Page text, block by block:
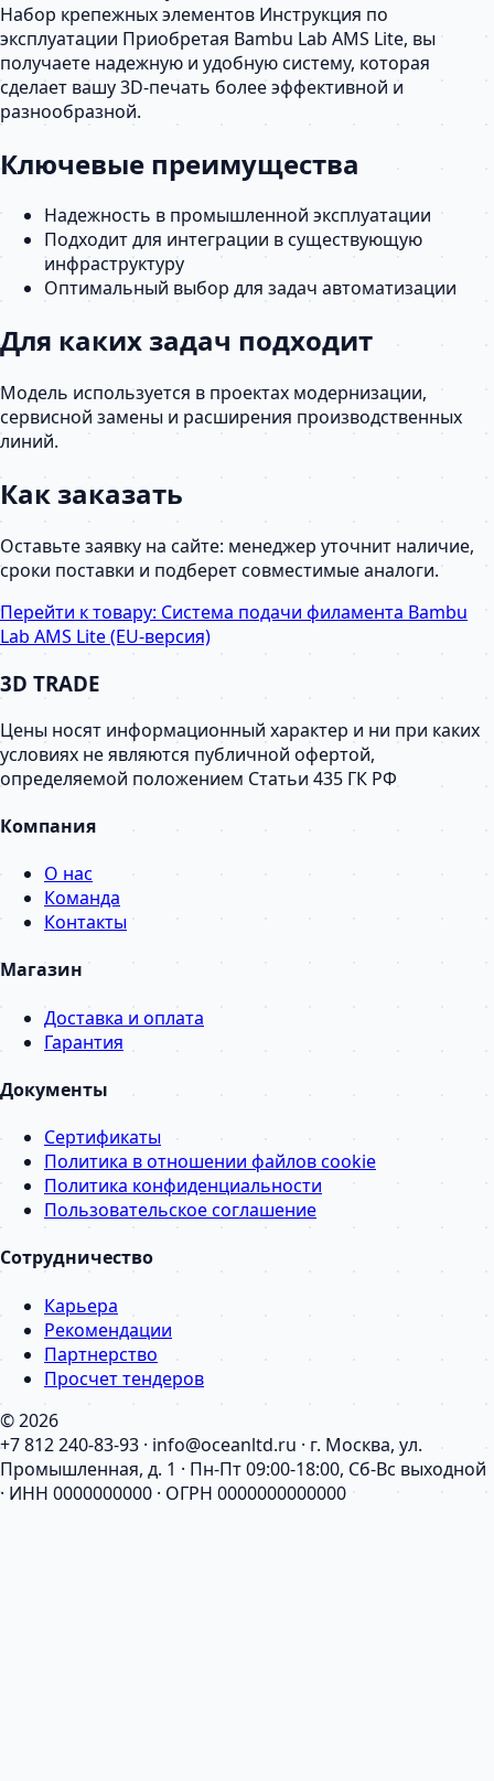
Набор крепежных элементов Инструкция по
эксплуатации Приобретая Bambu Lab AMS Lite, вы
получаете надежную и удобную систему, которая
сделает вашу 3D-печать более эффективной и
разнообразной.
Ключевые преимущества
Надежность в промышленной эксплуатации
Подходит для интеграции в существующую
инфраструктуру
Оптимальный выбор для задач автоматизации
Для каких задач подходит
Модель используется в проектах модернизации,
сервисной замены и расширения производственных
линий.
Как заказать
Оставьте заявку на сайте: менеджер уточнит наличие,
сроки поставки и подберет совместимые аналоги.
Перейти к товару: Система подачи филамента Bambu
Lab AMS Lite (EU-версия)
3D TRADE
Цены носят информационный характер и ни при каких
условиях не являются публичной офертой,
определяемой положением Статьи 435 ГК РФ
Компания
О нас
Команда
Контакты
Магазин
Доставка и оплата
Гарантия
Документы
Сертификаты
Политика в отношении файлов cookie
Политика конфиденциальности
Пользовательское соглашение
Сотрудничество
Карьера
Рекомендации
Партнерство
Просчет тендеров
© 2026
+7 812 240-83-93 · info@oceanltd.ru · г. Москва, ул.
Промышленная, д. 1 · Пн-Пт 09:00-18:00, Сб-Вс выходной
· ИНН 0000000000 · ОГРН 0000000000000